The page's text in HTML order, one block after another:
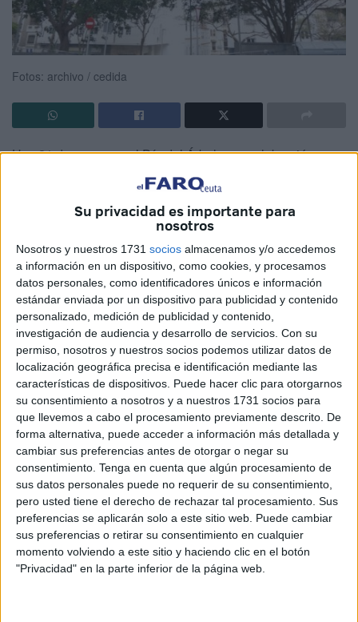
Su privacidad es importante para
nosotros
Nosotros y nuestros 1731 socios almacenamos y/o accedemos
a información en un dispositivo, como cookies, y procesamos
datos personales, como identificadores únicos e información
estándar enviada por un dispositivo para publicidad y contenido
personalizado, medición de publicidad y contenido,
investigación de audiencia y desarrollo de servicios. Con su
permiso, nosotros y nuestros socios podemos utilizar datos de
localización geográfica precisa e identificación mediante las
características de dispositivos. Puede hacer clic para otorgarnos
su consentimiento a nosotros y a nuestros 1731 socios para
que llevemos a cabo el procesamiento previamente descrito. De
forma alternativa, puede acceder a información más detallada y
cambiar sus preferencias antes de otorgar o negar su
consentimiento. Tenga en cuenta que algún procesamiento de
sus datos personales puede no requerir de su consentimiento,
pero usted tiene el derecho de rechazar tal procesamiento. Sus
preferencias se aplicarán solo a este sitio web. Puede cambiar
sus preferencias o retirar su consentimiento en cualquier
momento volviendo a este sitio y haciendo clic en el botón
"Privacidad" en la parte inferior de la página web.
Fotos: archivo / cedida
Hoy 21 de marzo es el Día del Árbol, una celebración
declarada para proteger los bosques y zonas arboladas. El
día también quiere ser un recordatorio de la importancia de
los árboles para la vida, ya que son fuente de purificación
además de hogar, refugio y alimentos a varías especies de
animales.
¿Sabías que de un solo árbol dependen más de 50
especies de animales, entré ellos tú?
Hoy en varios pueblos y ciudades se celebra el Día del
Árbol haciendo plantaciones y visitas a parques botánicos
en ciudades donde los haya.
Pensaréis vaya qué guay, ¿habrá hoy en Ceuta alguna
actividad organizada por el Ayuntamiento para plantar
árboles? Pues no. Pero sí hay una actividad que se está
realizando y que podéis hacer puesto que se está
haciendo por parte de personas no cualificadas, la poda
salvaje y alguna que otra tala de árbol.
También podéis decir, qué pena que en Ceuta no hay